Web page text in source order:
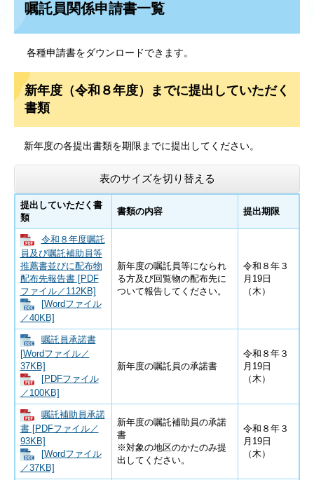
嘱託員関係申請書一覧
各種申請書をダウンロードできます。
新年度（令和８年度）までに提出していただく
書類
新年度の各提出書類を期限までに提出してください。
表のサイズを切り替える
提出していただく書
類
書類の内容 提出期限
令和８年度嘱託
員及び嘱託補助員等
推薦書並びに配布物
配布先報告書 [PDF
ファイル／112KB]
[Wordファイル
／40KB]
新年度の嘱託員等になられ
る方及び回覧物の配布先に
ついて報告してください。
令和８年３
月19日
（木）
嘱託員承諾書
[Wordファイル／
37KB]
[PDFファイル
／100KB]
新年度の嘱託員の承諾書
令和８年３
月19日
（木）
嘱託補助員承諾
書 [PDFファイル／
93KB]
[Wordファイル
／37KB]
新年度の嘱託補助員の承諾
書
※対象の地区のかたのみ提
出してください。
令和８年３
月19日
（木）